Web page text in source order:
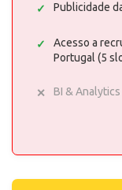
Publicidade
Acesso a
Portugal (5
BI &